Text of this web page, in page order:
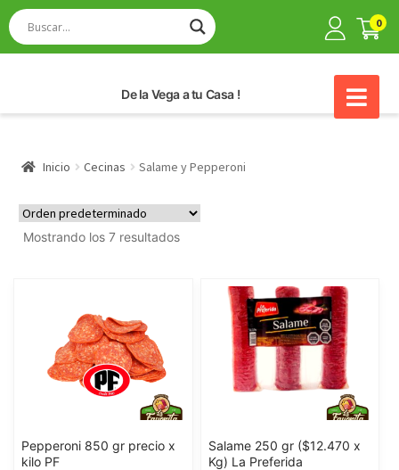
0
De la Vega a tu Casa !
Inicio Cecinas Salame y Pepperoni
Mostrando los 7 resultados
Pepperoni 850 gr precio x
kilo PF
Salame 250 gr ($12.470 x
Kg) La Preferida